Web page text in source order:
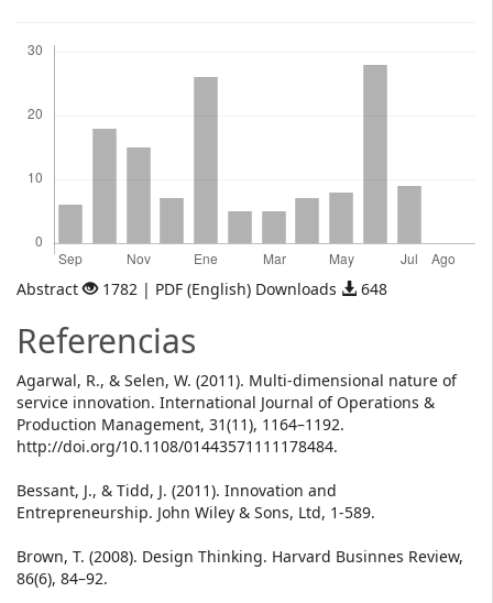
Abstract 1782 | PDF (English) Downloads 648
Referencias
Agarwal, R., & Selen, W. (2011). Multi-dimensional nature of
service innovation. International Journal of Operations &
Production Management, 31(11), 1164–1192.
http://doi.org/10.1108/01443571111178484.
Bessant, J., & Tidd, J. (2011). Innovation and
Entrepreneurship. John Wiley & Sons, Ltd, 1-589.
Brown, T. (2008). Design Thinking. Harvard Businnes Review,
86(6), 84–92.